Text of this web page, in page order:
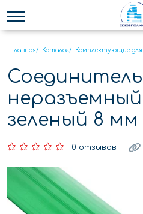
Главная/ Каталог/ Комплектующие
зеленый 8 мм
0 отзывов